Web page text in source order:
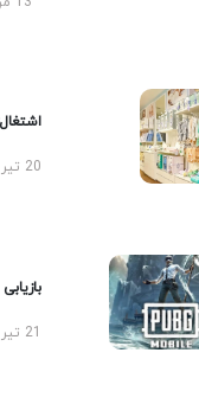
20 تیر 1405